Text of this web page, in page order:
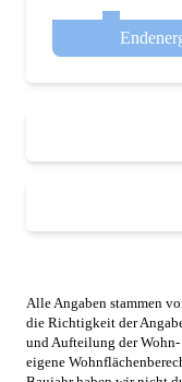
Alle Angaben stammen
die Richtigkeit der
und Aufteilung der
eigene